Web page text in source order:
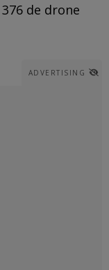
de drone
ADVERTISING